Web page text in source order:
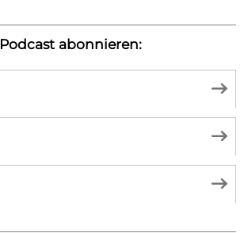
Podcast abonnieren: